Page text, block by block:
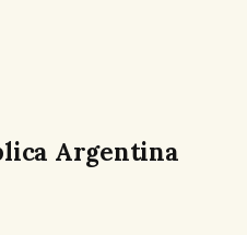
Argentina